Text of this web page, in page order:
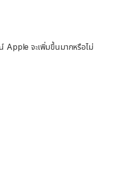
Apple จะเพิ่มขึ้นมากหรือไม่